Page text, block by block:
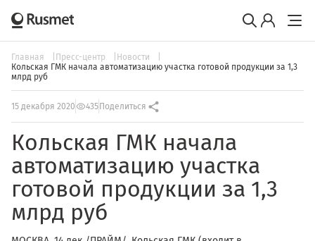
Главная Пресс-центр
Новости
Кольская ГМК начала автоматизацию участка готовой продукции за 1,3
млрд руб
15 декабря 2020 435 Поделиться
Кольская ГМК начала
автоматизацию участка
готовой продукции за 1,3
млрд руб